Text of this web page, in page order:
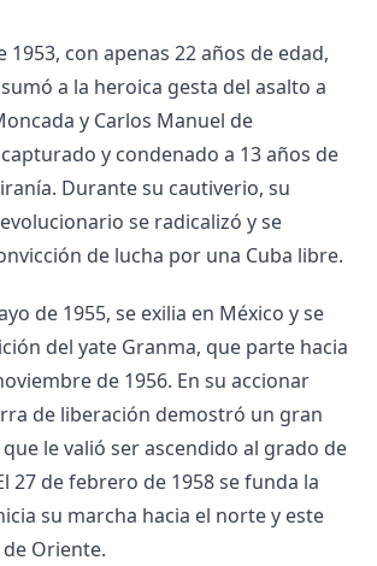
1953, con apenas 22 años de edad,
a la heroica gesta del asalto a
y Carlos Manuel de
capturado y condenado a 13 años de
Durante su cautiverio, su
se radicalizó y se
de lucha por una Cuba libre.
de 1955, se exilia en México y se
del yate Granma, que parte hacia
de 1956. En su accionar
de liberación demostró un gran
le valió ser ascendido al grado de
27 de febrero de 1958 se funda la
su marcha hacia el norte y este
Oriente.